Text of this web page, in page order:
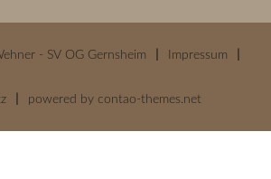
- SV OG Gernsheim Impressum
powered by contao-themes.net